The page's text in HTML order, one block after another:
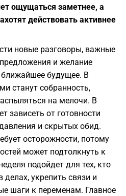
ощущаться заметнее, а
действовать активнее
новые разговоры, важные
и желание
будущее. В
станут собранность,
на мелочи. В
зависеть от готовности
и скрытых обид.
осторожности, потому
может подтолкнуть к
подойдет для тех, кто
делах, укрепить связи и
шаги к переменам. Главное